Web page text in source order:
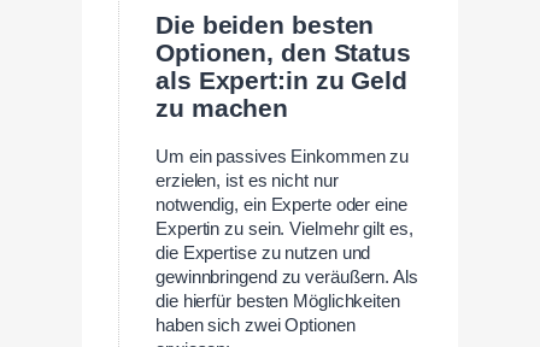
Die beiden besten
Optionen, den Status
als Expert:in zu Geld
zu machen
Um ein passives Einkommen zu
erzielen, ist es nicht nur
notwendig, ein Experte oder eine
Expertin zu sein. Vielmehr gilt es,
die Expertise zu nutzen und
gewinnbringend zu veräußern. Als
die hierfür besten Möglichkeiten
haben sich zwei Optionen